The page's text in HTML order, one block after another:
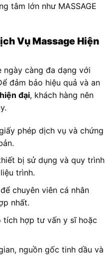
tâm lớn như MASSAGE
Vụ Massage Hiện
ngày càng đa dạng với
đảm bảo hiệu quả và an
đại, khách hàng nên
phép dịch vụ và chứng
bị sử dụng và quy trình
trình.
chuyên viên cá nhân
nhất.
hợp tư vấn y sĩ hoặc
nguồn gốc tinh dầu và